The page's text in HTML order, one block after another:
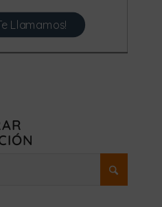
Llamamos!